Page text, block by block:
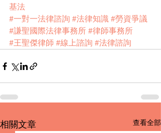
基法
#一對一法律諮詢 #法律知識 #勞資爭議
#謙聖國際法律事務所 #律師事務所
#王聖傑律師 #線上諮詢 #法律諮詢
相關文章 查看全部